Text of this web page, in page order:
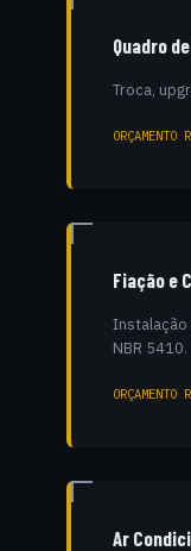
Quadro
Troca,
ORÇAMENTO
Fiação e
Instalação
NBR 5410.
ORÇAMENTO
Ar